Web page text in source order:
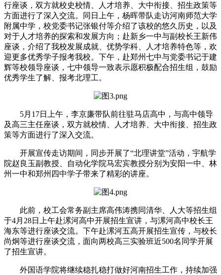
行座谈，双方就校史校情、人才培养、大中衔接、招生政策等
方面进行了深入交流。同日上午，杨晖带队走访河南师范大学
附属中学，校党委书记张银付等介绍了该校的悠久历史，以及
对于人才培养的探索和发展方向；赴新乡一中与副校长王新伟
座谈，介绍了我校发展成就、优势学科、人才培养特色等，欢
迎更多优秀学子报考我校。下午，赴郑州七中与党委书记于建
辉等校领导座谈，七中领导一致表示愿积极配合招生组，鼓励
优秀学生了解、报考北理工。
5月17日上午，李京廉带队前往驻马店高中，与高中领导
及高三主任座谈，双方就校情、人才培养、大中衔接、招生政
策等方面进行了深入交流。
开展宣传走访期间，同步开展了“北理讲堂”活动，宇航学
院赵良玉副教授、自动化学院马宏宾教授分别为安阳一中、林
州一中和郑州四中学子带来了精彩的讲座。
此前，校工会常务副主席高伟涛携同清华、人大等招生组
于4月28日上午赴漯河高中开展招生宣讲，与漯河高中校长王
海东等进行座谈交流。下午赴漯河五高开展招生宣传，与校长
尚炯等进行座谈交流，面向两校高三实验班近500名同学开展
了招生宣讲。
外国语学院将继续稳扎稳打做好河南招生工作，持续加强